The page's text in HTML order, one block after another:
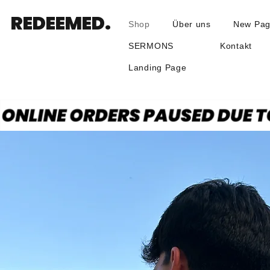
REDEEMED. Shop Über uns New
SERMONS Kontakt
Landing Page